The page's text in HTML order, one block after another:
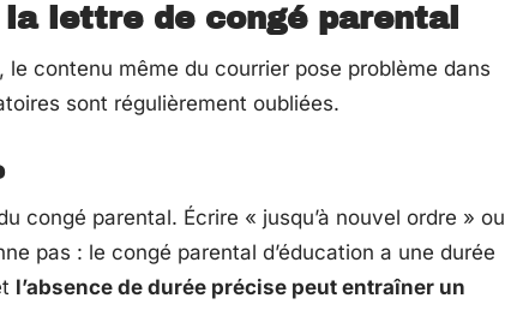
lettre de congé parental
contenu même du courrier pose problème dans
sont régulièrement oubliées.
congé parental. Écrire « jusqu’à nouvel ordre » ou
pas : le congé parental d’éducation a une durée
l’absence de durée précise peut entraîner un